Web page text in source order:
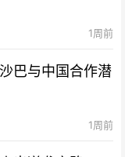
1周前
巴与中国合作潜
1周前